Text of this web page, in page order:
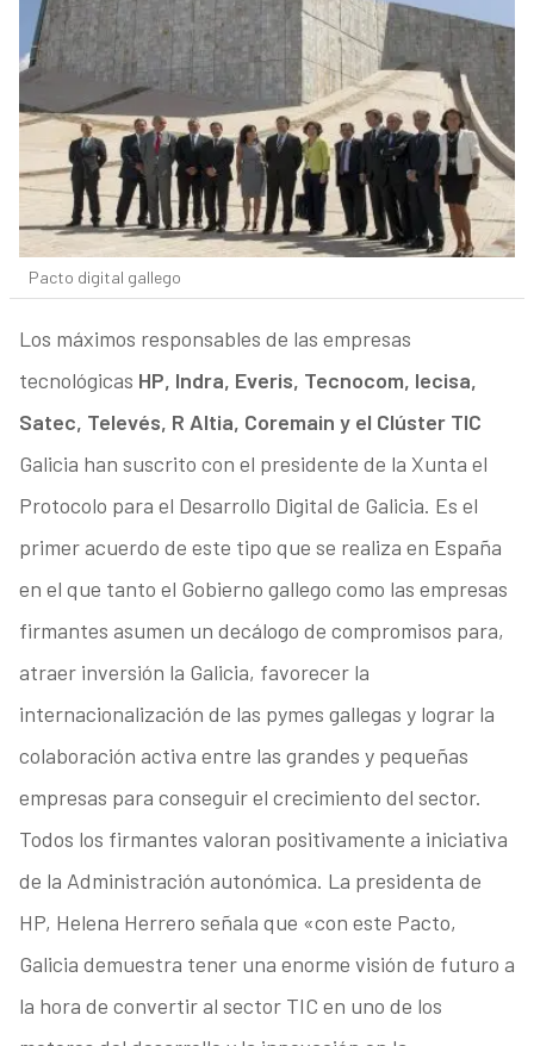
Pacto digital gallego
Los máximos responsables de las empresas
tecnológicas HP, Indra, Everis, Tecnocom, Iecisa,
Satec, Televés, R Altia, Coremain y el Clúster TIC
Galicia han suscrito con el presidente de la Xunta el
Protocolo para el Desarrollo Digital de Galicia. Es el
primer acuerdo de este tipo que se realiza en España
en el que tanto el Gobierno gallego como las empresas
firmantes asumen un decálogo de compromisos para,
atraer inversión la Galicia, favorecer la
internacionalización de las pymes gallegas y lograr la
colaboración activa entre las grandes y pequeñas
empresas para conseguir el crecimiento del sector.
Todos los firmantes valoran positivamente a iniciativa
de la Administración autonómica. La presidenta de
HP, Helena Herrero señala que «con este Pacto,
Galicia demuestra tener una enorme visión de futuro a
la hora de convertir al sector TIC en uno de los